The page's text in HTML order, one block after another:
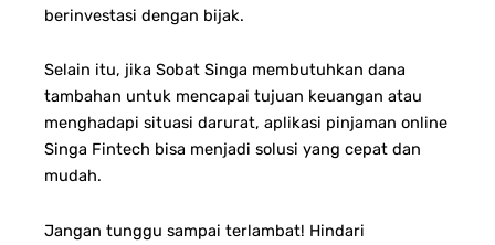
berinvestasi dengan bijak.
Selain itu, jika Sobat Singa membutuhkan dana
tambahan untuk mencapai tujuan keuangan atau
menghadapi situasi darurat, aplikasi pinjaman online
Singa Fintech bisa menjadi solusi yang cepat dan
mudah.
Jangan tunggu sampai terlambat! Hindari